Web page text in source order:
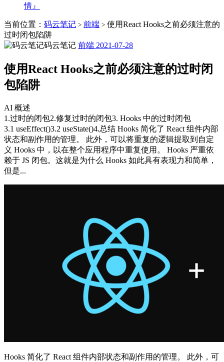
情』
当前位置： 码云笔记 > 前端 > 使用React Hooks之前必须注意的
过时闭包陷阱
码云笔记 前端 2021-07-28
使用React Hooks之前必须注意的过时闭
包陷阱
AI 概述
1.过时的闭包2.修复过时的闭包3. Hooks 中的过时闭包
3.1 useEffect()3.2 useState()4.总结 Hooks 简化了 React 组件内部
状态和副作用的管理。 此外，可以将重复的逻辑提取到自定
义 Hooks 中，以在整个应用程序中重复使用。 Hooks 严重依
赖于 JS 闭包。这就是为什么 Hooks 如此具有表现力和简单，
但是...
Hooks 简化了 React 组件内部状态和副作用的管理。 此外，可